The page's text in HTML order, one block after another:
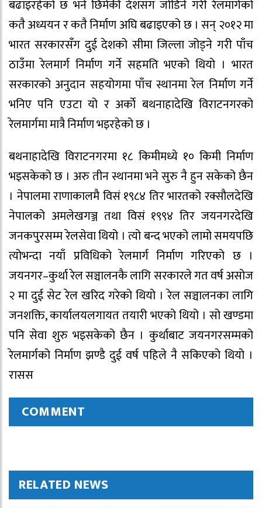
बढाइरहेको छ भने छिमेकी देशसँग जोडिने गरी रेलमार्गको
कतै अध्ययन र कतै निर्माण अघि बढाइएको छ । सन् २०१२ मा
भारत सरकारसँग दुई देशको सीमा जिल्ला जोड्ने गरी पाँच
ठाउँमा रेलमार्ग निर्माण गर्ने सहमति भएको थियो । भारत
सरकारको अनुदान सहयोगमा पाँच स्थानमा रेल निर्माण गर्ने
भनिए पनि एउटा यो र अर्काे बथनाहादेखि विराटनगरको
रेलमार्गमा मात्रै निर्माण भइरहेको छ ।
बथनाहादेखि विराटनगरमा १८ किमीमध्ये १० किमी निर्माण
भइसकेको छ । अरु तीन स्थानमा भने सुरु नै हुन सकेको छैन
। नेपालमा राणाकालमै विसं १९८४ तिर भारतको रक्सौलदेखि
नेपालको अमलेखगञ्ज तथा विसं १९९४ तिर जयनगरदेखि
जनकपुरसम्म रेलसेवा थियो । त्यो बन्द भएको लामो समयपछि
त्योभन्दा नयाँ प्रविधिको रेलमार्ग निर्माण गरिएको छ ।
जयनगर–कुर्था रेल सञ्चालनकै लागि सरकारले गत वर्ष असोज
२ मा दुई सेट रेल खरिद गरेको थियो । रेल सञ्चालनका लागि
जनशक्ति, कार्यालयलगायत तयारी भएको थियो । सो खण्डमा
पनि सेवा शुरु भइसकेको छैन । कुर्थाबाट जयनगरसम्मको
रेलमार्गको निर्माण झण्डै दुई वर्ष पहिले नै सकिएको थियो ।
रासस
COMMENT
RELATED NEWS